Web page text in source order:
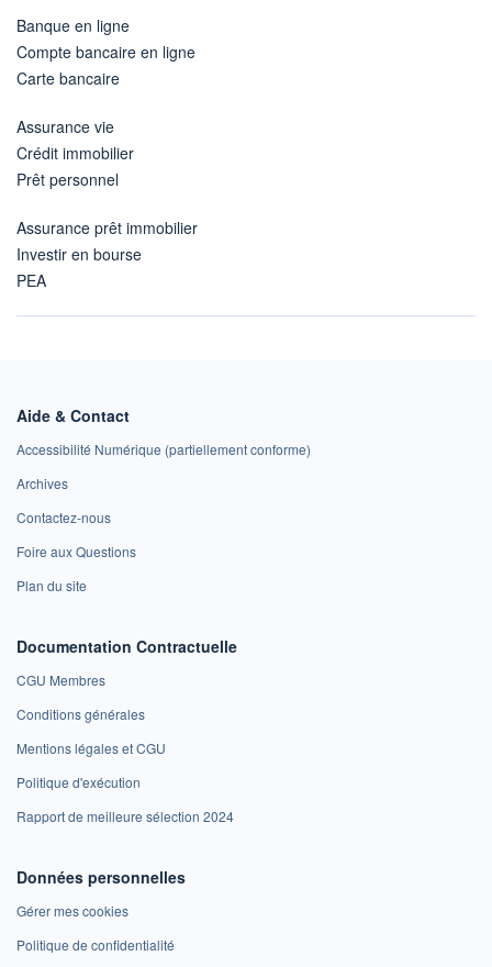
Banque en ligne
Compte bancaire en ligne
Carte bancaire
Assurance vie
Crédit immobilier
Prêt personnel
Assurance prêt immobilier
Investir en bourse
PEA
Aide & Contact
Accessibilité Numérique (partiellement conforme)
Archives
Contactez-nous
Foire aux Questions
Plan du site
Documentation Contractuelle
CGU Membres
Conditions générales
Mentions légales et CGU
Politique d'exécution
Rapport de meilleure sélection 2024
Données personnelles
Gérer mes cookies
Politique de confidentialité